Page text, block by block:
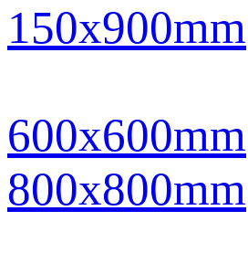
150x900mm
600x600mm
800x800mm